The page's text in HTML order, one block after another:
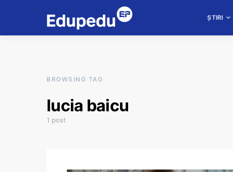
ȘTIRI
BROWSING TAG
lucia baicu
1 post